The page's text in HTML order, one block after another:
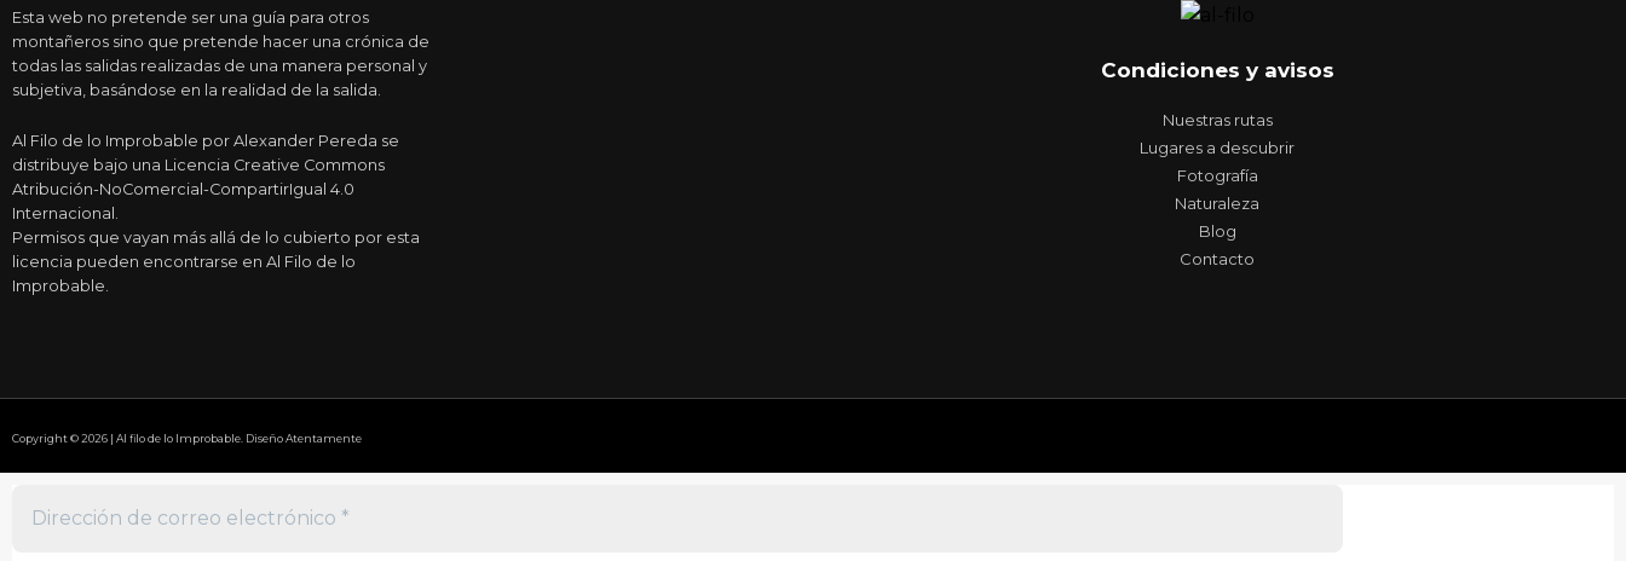
Esta web no pretende ser una guía para otros
montañeros sino que pretende hacer una crónica de
todas las salidas realizadas de una manera personal y
subjetiva, basándose en la realidad de la salida.
Al Filo de lo Improbable por Alexander Pereda se
distribuye bajo una Licencia Creative Commons
Atribución-NoComercial-CompartirIgual 4.0
Internacional.
Permisos que vayan más allá de lo cubierto por esta
licencia pueden encontrarse en Al Filo de lo
Improbable.
Condiciones y avisos
Nuestras rutas
Lugares a descubrir
Fotografía
Naturaleza
Blog
Contacto
Copyright © 2026 | Al filo de lo Improbable. Diseño Atentamente